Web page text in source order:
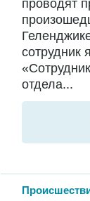
проводят
сотрудник
отдела...